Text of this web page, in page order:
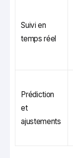
Suivi en
temps réel
Prédiction
et
ajustements